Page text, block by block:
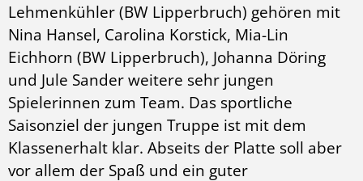
Lehmenkühler (BW Lipperbruch) gehören mit
Nina Hansel, Carolina Korstick, Mia-Lin
Eichhorn (BW Lipperbruch), Johanna Döring
und Jule Sander weitere sehr jungen
Spielerinnen zum Team. Das sportliche
Saisonziel der jungen Truppe ist mit dem
Klassenerhalt klar. Abseits der Platte soll aber
vor allem der Spaß und ein guter